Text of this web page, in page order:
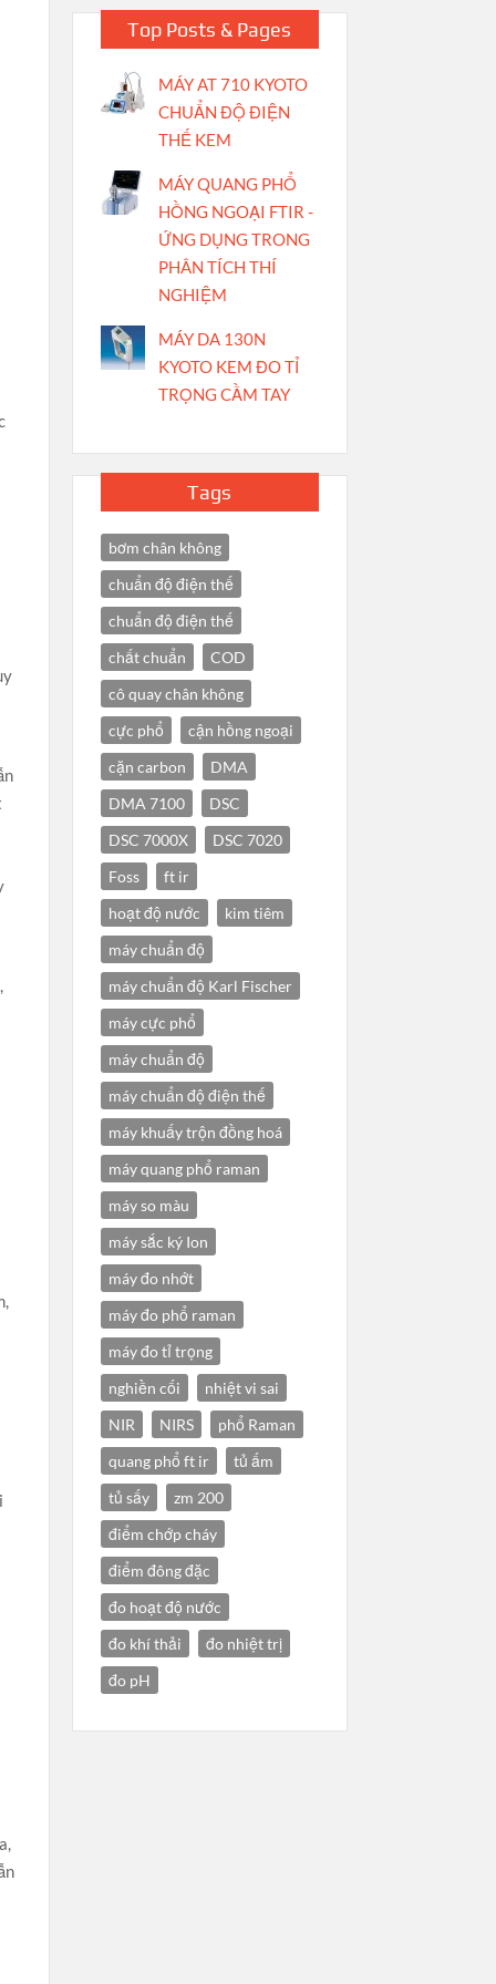
Top Posts & Pages
MÁY AT 710 KYOTO
CHUẨN ĐỘ ĐIỆN
THẾ KEM
MÁY QUANG PHỔ
HỒNG NGOẠI FTIR -
ỨNG DỤNG TRONG
PHÂN TÍCH THÍ
NGHIỆM
MÁY DA 130N
KYOTO KEM ĐO TỈ
TRỌNG CẦM TAY
Tags
bơm chân không
chuẩn độ điện thế
chuẩn độ điện thế
chất chuẩn
COD
cô quay chân không
cực phổ
cận hồng ngoại
cặn carbon
DMA
DMA 7100
DSC
DSC 7000X
DSC 7020
Foss
ft ir
hoạt độ nước
kim tiêm
máy chuẩn độ
máy chuẩn độ Karl Fischer
máy cực phổ
máy chuẩn độ
máy chuẩn độ điện thế
máy khuấy trộn đồng hoá
máy quang phổ raman
máy so màu
máy sắc ký Ion
máy đo nhớt
máy đo phổ raman
máy đo tỉ trọng
nghiền cối
nhiệt vi sai
NIR
NIRS
phổ Raman
quang phổ ft ir
tủ ấm
tủ sấy
zm 200
điểm chớp cháy
điểm đông đặc
đo hoạt độ nước
đo khí thải
đo nhiệt trị
đo pH